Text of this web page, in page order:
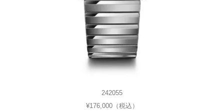
242055
¥176,000（税込）